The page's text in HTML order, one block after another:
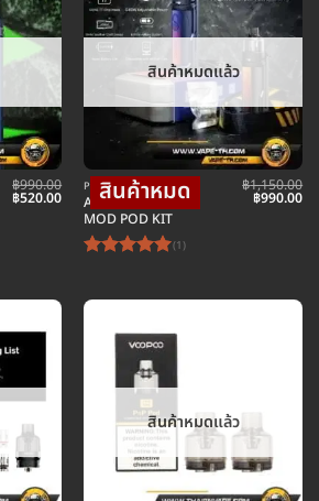
฿990.00
Original
price
฿520.00Current
price
฿520.00.
สินค้าหมดแล้ว
POD พอตบุหรี่ไฟฟ้า
ARGUS PRO 80W
MOD POD KIT
5 คะแนน
(1)
฿1,150.00
Original
price
฿990.00
สินค้าหมดแล้ว